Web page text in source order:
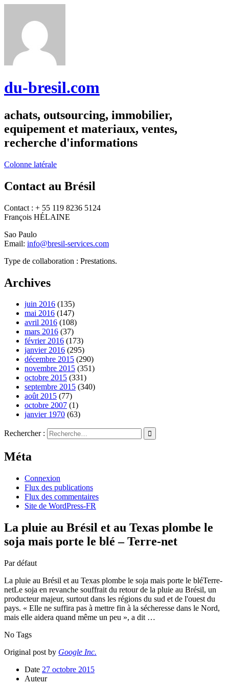
du-bresil.com
achats, outsourcing, immobilier,
equipement et materiaux, ventes,
recherche d'informations
Colonne latérale
Contact au Brésil
Contact : + 55 119 8236 5124
François HÉLAINE
Sao Paulo
Email: info@bresil-services.com
Type de collaboration : Prestations.
Archives
juin 2016 (135)
mai 2016 (147)
avril 2016 (108)
mars 2016 (37)
février 2016 (173)
janvier 2016 (295)
décembre 2015 (290)
novembre 2015 (351)
octobre 2015 (331)
septembre 2015 (340)
août 2015 (77)
octobre 2007 (1)
janvier 1970 (63)
Rechercher :
Méta
Connexion
Flux des publications
Flux des commentaires
Site de WordPress-FR
La pluie au Brésil et au Texas plombe le
soja mais porte le blé – Terre-net
Par défaut
La pluie au Brésil et au Texas plombe le soja mais porte le bléTerre-
netLe soja en revanche souffrait du retour de la pluie au Brésil, un
producteur majeur, surtout dans les régions du sud et de l'ouest du
pays. « Elle ne suffira pas à mettre fin à la sécheresse dans le Nord,
mais elle aidera quand même un peu », a dit …
No Tags
Original post by Google Inc.
Date 27 octobre 2015
Auteur